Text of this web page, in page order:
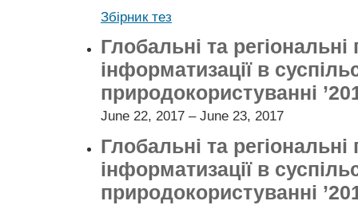
Збірник тез
Глобальні та
інформатизації в
природокористуванні
June 22, 2017 – June 23, 2017
Глобальні та
інформатизації в
природокористуванні